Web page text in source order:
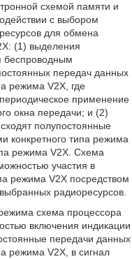
схемой памяти и
с выбором
для обмена
(1) выделения
беспроводным
передач данных
режима V2X, где
применение
окна передачи; и (2)
полупостоянные
конкретного типа режима
режима V2X. Схема
участия в
режима V2X посредством
радиоресурсов.
схема процессора
включения индикации
передачи данных
режима V2X, в сигнал